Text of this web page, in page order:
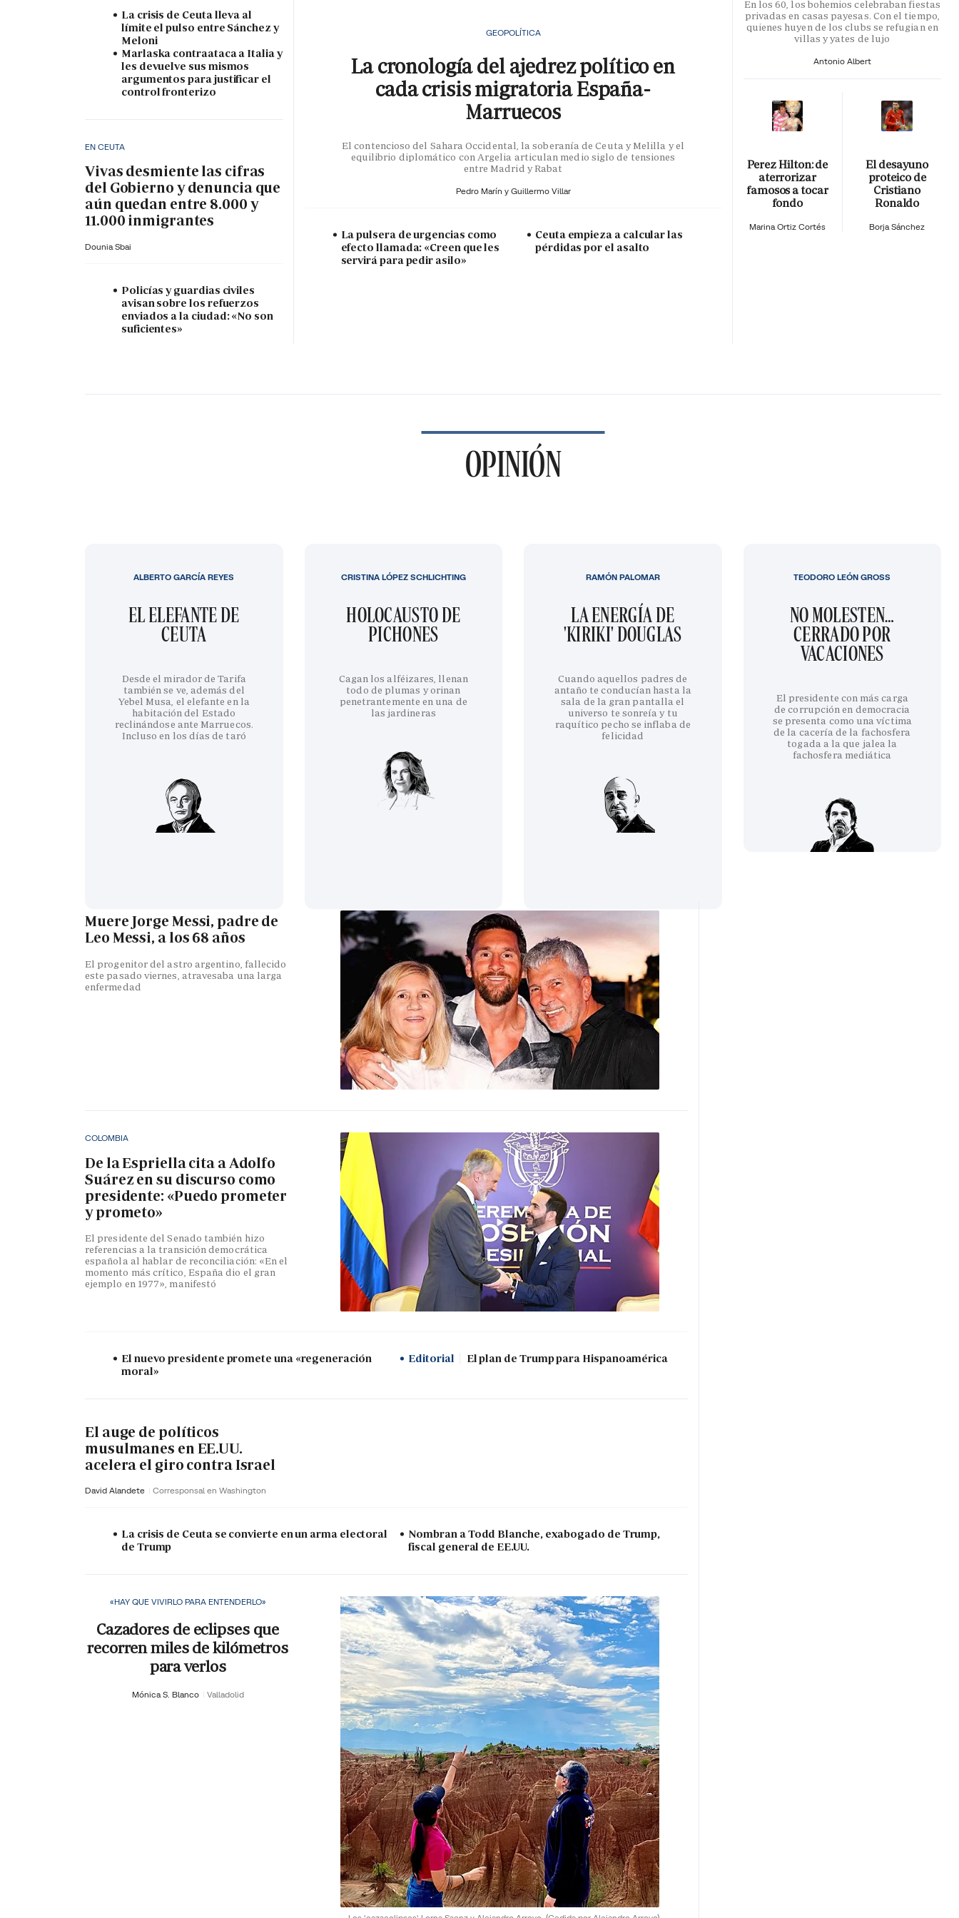
La crisis de Ceuta lleva al
límite el pulso entre Sánchez y
Meloni
Marlaska contraataca a Italia y
les devuelve sus mismos
argumentos para justificar el
control fronterizo
EN CEUTA
Vivas desmiente las cifras
del Gobierno y denuncia que
aún quedan entre 8.000 y
11.000 inmigrantes
Dounia Sbai
Policías y guardias civiles
avisan sobre los refuerzos
enviados a la ciudad: «No son
suficientes»
GEOPOLÍTICA
La cronología del ajedrez político en
cada crisis migratoria España-
Marruecos
El contencioso del Sahara Occidental, la soberanía de Ceuta y Melilla y el
equilibrio diplomático con Argelia articulan medio siglo de tensiones
entre Madrid y Rabat
Pedro Marín y Guillermo Villar
La pulsera de urgencias como
efecto llamada: «Creen que les
servirá para pedir asilo»
Ceuta empieza a calcular las
pérdidas por el asalto
En los 60, los bohemios celebraban fiestas
privadas en casas payesas. Con el tiempo,
quienes huyen de los clubs se refugian en
villas y yates de lujo
Antonio Albert
Perez Hilton: de
aterrorizar
famosos a tocar
fondo
Marina Ortiz Cortés
El desayuno
proteico de
Cristiano
Ronaldo
Borja Sánchez
OPINIÓN
EL ELEFANTE DE
CEUTA
Desde el mirador de Tarifa
también se ve, además del
Yebel Musa, el elefante en la
habitación del Estado
reclinándose ante Marruecos.
Incluso en los días de taró
ALBERTO GARCÍA REYES
HOLOCAUSTO DE
PICHONES
Cagan los alféizares, llenan
todo de plumas y orinan
penetrantemente en una de
las jardineras
CRISTINA LÓPEZ SCHLICHTING
LA ENERGÍA DE
'KIRIKI' DOUGLAS
Cuando aquellos padres de
antaño te conducían hasta la
sala de la gran pantalla el
universo te sonreía y tu
raquítico pecho se inflaba de
felicidad
RAMÓN PALOMAR
NO MOLESTEN…
CERRADO POR
VACACIONES
El presidente con más carga
de corrupción en democracia
se presenta como una víctima
de la cacería de la fachosfera
togada a la que jalea la
fachosfera mediática
TEODORO LEÓN GROSS
Muere Jorge Messi, padre de
Leo Messi, a los 68 años
El progenitor del astro argentino, fallecido
este pasado viernes, atravesaba una larga
enfermedad
COLOMBIA
De la Espriella cita a Adolfo
Suárez en su discurso como
presidente: «Puedo prometer
y prometo»
El presidente del Senado también hizo
referencias a la transición democrática
española al hablar de reconciliación: «En el
momento más crítico, España dio el gran
ejemplo en 1977», manifestó
El nuevo presidente promete una «regeneración
moral»
Editorial El plan de Trump para Hispanoamérica
El auge de políticos
musulmanes en EE.UU.
acelera el giro contra Israel
David Alandete Corresponsal en Washington
La crisis de Ceuta se convierte en un arma electoral
de Trump
Nombran a Todd Blanche, exabogado de Trump,
fiscal general de EE.UU.
«HAY QUE VIVIRLO PARA ENTENDERLO»
Cazadores de eclipses que
recorren miles de kilómetros
para verlos
Mónica S. Blanco Valladolid